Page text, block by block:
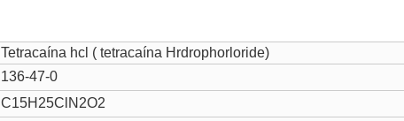
Tetracaína hcl ( tetracaína Hrdrophorloride)
136-47-0
C15H25ClN2O2